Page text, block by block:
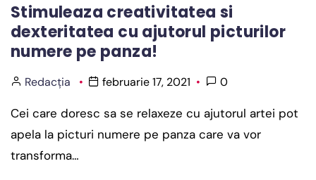
Stimuleaza creativitatea si
dexteritatea cu ajutorul picturilor
numere pe panza!
Redacția februarie 17, 2021 0
Cei care doresc sa se relaxeze cu ajutorul artei pot
apela la picturi numere pe panza care va vor
transforma…